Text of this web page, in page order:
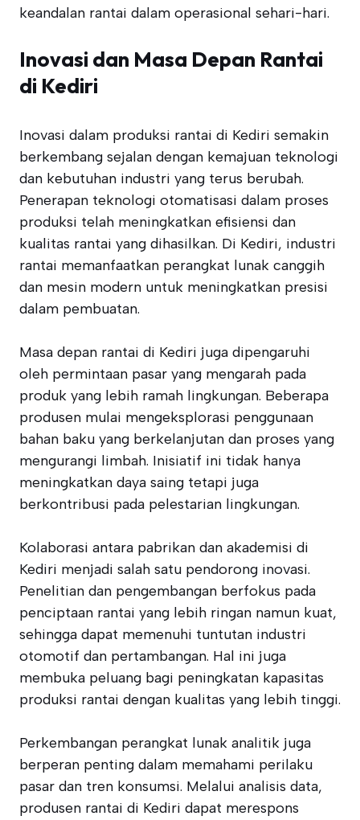
keandalan rantai dalam operasional sehari-hari.
Inovasi dan Masa Depan Rantai
di Kediri
Inovasi dalam produksi rantai di Kediri semakin
berkembang sejalan dengan kemajuan teknologi
dan kebutuhan industri yang terus berubah.
Penerapan teknologi otomatisasi dalam proses
produksi telah meningkatkan efisiensi dan
kualitas rantai yang dihasilkan. Di Kediri, industri
rantai memanfaatkan perangkat lunak canggih
dan mesin modern untuk meningkatkan presisi
dalam pembuatan.
Masa depan rantai di Kediri juga dipengaruhi
oleh permintaan pasar yang mengarah pada
produk yang lebih ramah lingkungan. Beberapa
produsen mulai mengeksplorasi penggunaan
bahan baku yang berkelanjutan dan proses yang
mengurangi limbah. Inisiatif ini tidak hanya
meningkatkan daya saing tetapi juga
berkontribusi pada pelestarian lingkungan.
Kolaborasi antara pabrikan dan akademisi di
Kediri menjadi salah satu pendorong inovasi.
Penelitian dan pengembangan berfokus pada
penciptaan rantai yang lebih ringan namun kuat,
sehingga dapat memenuhi tuntutan industri
otomotif dan pertambangan. Hal ini juga
membuka peluang bagi peningkatan kapasitas
produksi rantai dengan kualitas yang lebih tinggi.
Perkembangan perangkat lunak analitik juga
berperan penting dalam memahami perilaku
pasar dan tren konsumsi. Melalui analisis data,
produsen rantai di Kediri dapat merespons